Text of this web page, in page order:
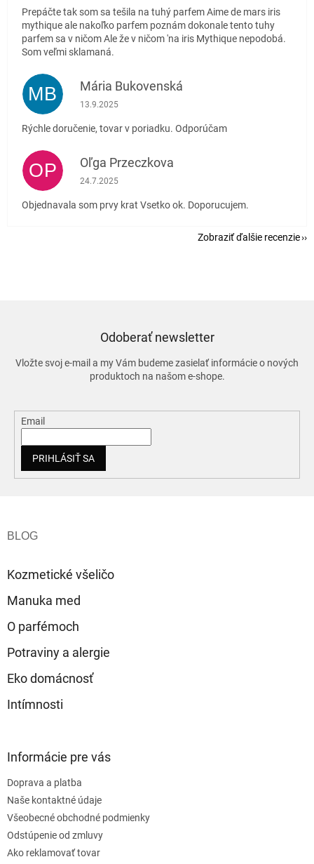
Prepáčte tak som sa tešila na tuhý parfem Aime de mars iris
mythique ale nakoľko parfem poznám dokonale tento tuhy
parfem sa v ničom Ale že v ničom 'na iris Mythique nepodobá.
Som veľmi sklamaná.
MB Mária Bukovenská
Hodnotenie obchodu je 5 z 5 hviezdičiek.
13.9.2025
Rýchle doručenie, tovar v poriadku. Odporúčam
OP Oľga Przeczkova
Hodnotenie obchodu je 5 z 5 hviezdičiek.
24.7.2025
Objednavala som prvy krat Vsetko ok. Doporucujem.
Zobraziť ďalšie recenzie
Odoberať newsletter
Vložte svoj e-mail a my Vám budeme zasielať informácie o nových
produktoch na našom e-shope.
Email
PRIHLÁSIŤ SA
Kozmetické všeličo
Manuka med
O parfémoch
Potraviny a alergie
Eko domácnosť
Intímnosti
Informácie pre vás
Doprava a platba
Naše kontaktné údaje
Všeobecné obchodné podmienky
Odstúpenie od zmluvy
Ako reklamovať tovar